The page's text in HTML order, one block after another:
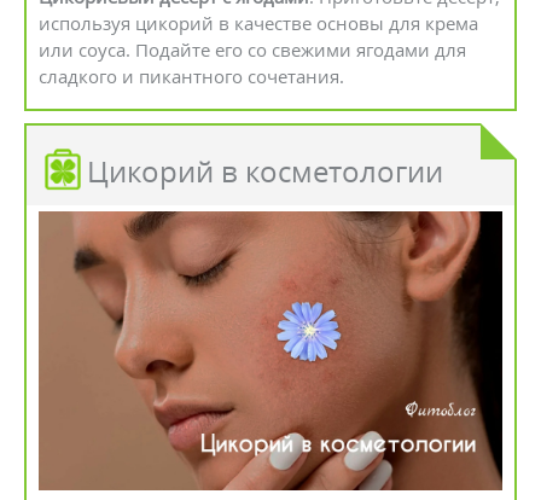
используя цикорий в качестве основы для крема
или соуса. Подайте его со свежими ягодами для
сладкого и пикантного сочетания.
Цикорий в косметологии